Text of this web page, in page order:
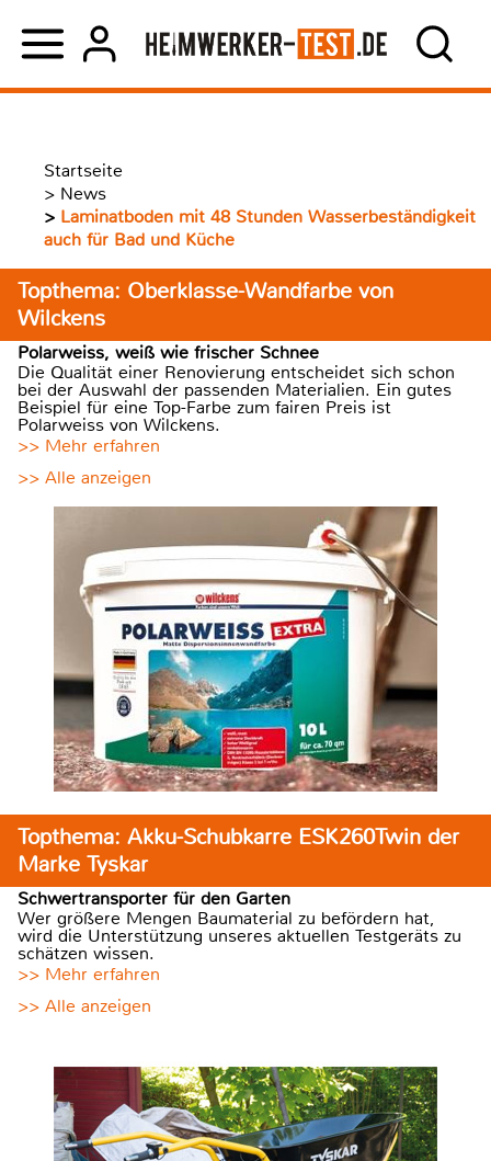
Startseite
> News
> Laminatboden mit 48 Stunden Wasserbeständigkeit
auch für Bad und Küche
Topthema: Oberklasse-Wandfarbe von
Wilckens
Polarweiss, weiß wie frischer Schnee
Die Qualität einer Renovierung entscheidet sich schon
bei der Auswahl der passenden Materialien. Ein gutes
Beispiel für eine Top-Farbe zum fairen Preis ist
Polarweiss von Wilckens.
>> Mehr erfahren
>> Alle anzeigen
Topthema: Akku-Schubkarre ESK260Twin der
Marke Tyskar
Schwertransporter für den Garten
Wer größere Mengen Baumaterial zu befördern hat,
wird die Unterstützung unseres aktuellen Testgeräts zu
schätzen wissen.
>> Mehr erfahren
>> Alle anzeigen